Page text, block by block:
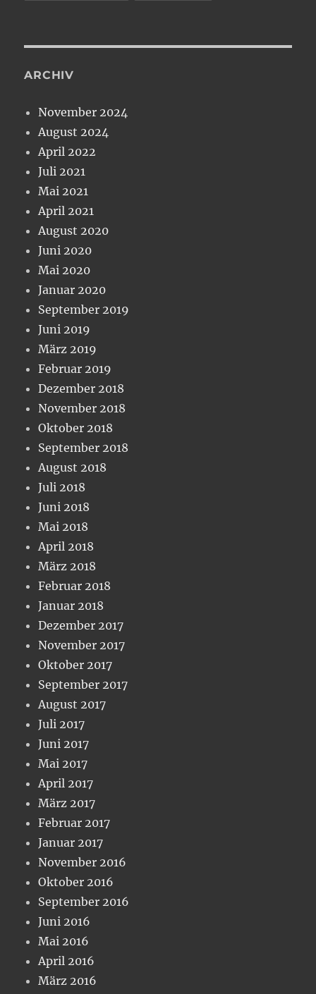
ARCHIV
November 2024
August 2024
April 2022
Juli 2021
Mai 2021
April 2021
August 2020
Juni 2020
Mai 2020
Januar 2020
September 2019
Juni 2019
März 2019
Februar 2019
Dezember 2018
November 2018
Oktober 2018
September 2018
August 2018
Juli 2018
Juni 2018
Mai 2018
April 2018
März 2018
Februar 2018
Januar 2018
Dezember 2017
November 2017
Oktober 2017
September 2017
August 2017
Juli 2017
Juni 2017
Mai 2017
April 2017
März 2017
Februar 2017
Januar 2017
November 2016
Oktober 2016
September 2016
Juni 2016
Mai 2016
April 2016
März 2016